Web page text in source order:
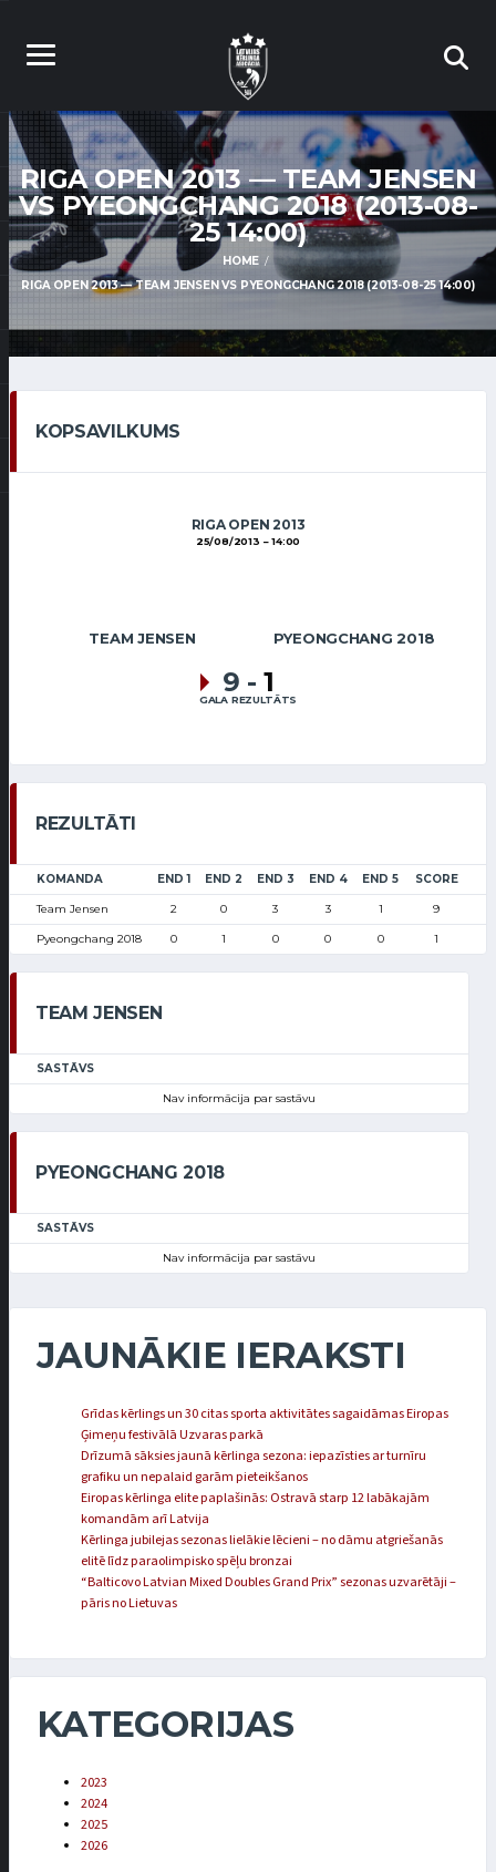
RIGA OPEN 2013 — TEAM JENSEN
VS PYEONGCHANG 2018 (2013-08-
25 14:00)
HOME
RIGA OPEN 2013 — TEAM JENSEN VS PYEONGCHANG 2018 (2013-08-25 14:00)
KOPSAVILKUMS
RIGA OPEN 2013
25/08/2013 14:00
TEAM JENSEN PYEONGCHANG 2018
9 - 1
GALA REZULTĀTS
REZULTĀTI
KOMANDA END 1 END 2 END 3 END 4 END 5 SCORE
Team Jensen 2 0 3 3 1 9
Pyeongchang 2018 0 1 0 0 0 1
TEAM JENSEN
SASTĀVS
Nav informācija par sastāvu
PYEONGCHANG 2018
SASTĀVS
Nav informācija par sastāvu
JAUNĀKIE IERAKSTI
Grīdas kērlings un 30 citas sporta aktivitātes sagaidāmas Eiropas
Ģimeņu festivālā Uzvaras parkā
Drīzumā sāksies jaunā kērlinga sezona: iepazīsties ar turnīru
grafiku un nepalaid garām pieteikšanos
Eiropas kērlinga elite paplašinās: Ostravā starp 12 labākajām
komandām arī Latvija
Kērlinga jubilejas sezonas lielākie lēcieni – no dāmu atgriešanās
elitē līdz paraolimpisko spēļu bronzai
“Balticovo Latvian Mixed Doubles Grand Prix” sezonas uzvarētāji –
pāris no Lietuvas
KATEGORIJAS
2023
2024
2025
2026